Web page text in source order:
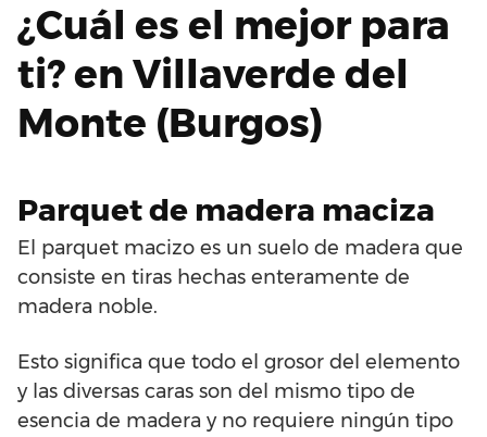
¿Cuál es el mejor para
ti? en Villaverde del
Monte (Burgos)
Parquet de madera maciza
El parquet macizo es un suelo de madera que
consiste en tiras hechas enteramente de
madera noble.
Esto significa que todo el grosor del elemento
y las diversas caras son del mismo tipo de
esencia de madera y no requiere ningún tipo